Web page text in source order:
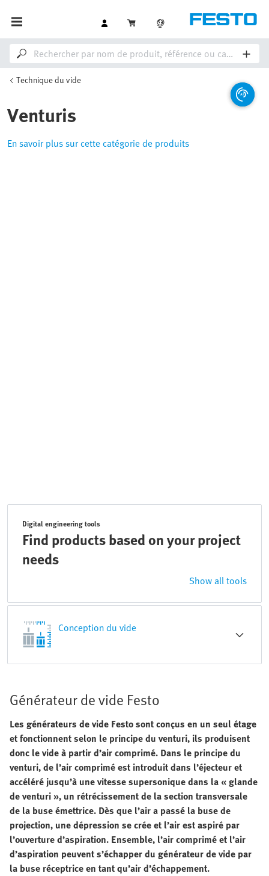
Technique du vide
Venturis
En savoir plus sur cette catégorie de produits
Digital engineering tools
Find products based on your project
needs
Show all tools
Conception du vide
Générateur de vide Festo
Les générateurs de vide Festo sont conçus en un seul étage
et fonctionnent selon le principe du venturi, ils produisent
donc le vide à partir d’air comprimé. Dans le principe du
venturi, de l’air comprimé est introduit dans l’éjecteur et
accéléré jusqu’à une vitesse supersonique dans la « glande
de venturi », un rétrécissement de la section transversale
de la buse émettrice. Dès que l’air a passé la buse de
projection, une dépression se crée et l’air est aspiré par
l’ouverture d’aspiration. Ensemble, l’air comprimé et l’air
d’aspiration peuvent s’échapper du générateur de vide par
la buse réceptrice en tant qu’air d’échappement.